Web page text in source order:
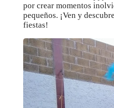
por crear momentos
pequeños. ¡Ven y
fiestas!